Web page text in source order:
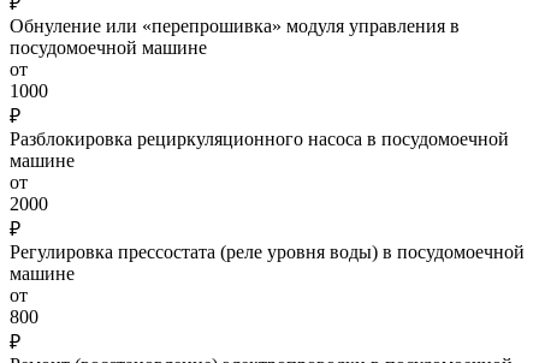
Обнуление или «перепрошивка» модуля управления в
посудомоечной машине
от
1000
₽
Разблокировка рециркуляционного насоса в посудомоечной
машине
от
2000
₽
Регулировка прессостата (реле уровня воды) в посудомоечной
машине
от
800
₽